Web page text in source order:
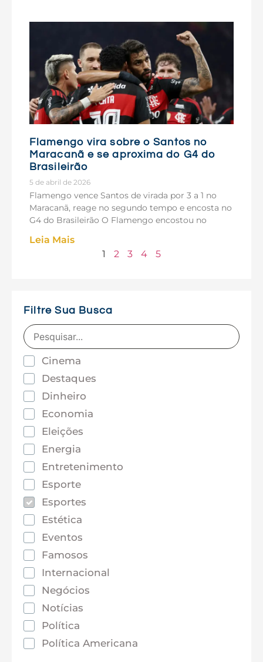
Flamengo vira sobre o Santos no
Maracanã e se aproxima do G4 do
Brasileirão
5 de abril de 2026
Flamengo vence Santos de virada por 3 a 1 no
Maracanã, reage no segundo tempo e encosta no
G4 do Brasileirão O Flamengo encostou no
Leia Mais
1
2 3 4 5
Filtre Sua Busca
Cinema
Destaques
Dinheiro
Economia
Eleições
Energia
Entretenimento
Esporte
Esportes
Estética
Eventos
Famosos
Internacional
Negócios
Notícias
Política
Política Americana